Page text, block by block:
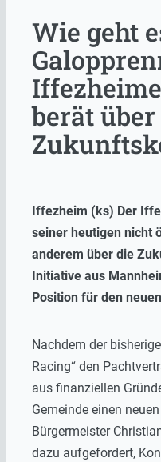
Wie geht
berät über
Iffezheim (ks) Der
seiner heutigen nicht
anderem über die
Initiative aus
Position für den
Nachdem der
Racing“ den
aus finanziellen
Gemeinde einen
Bürgermeister
dazu aufgefordert,